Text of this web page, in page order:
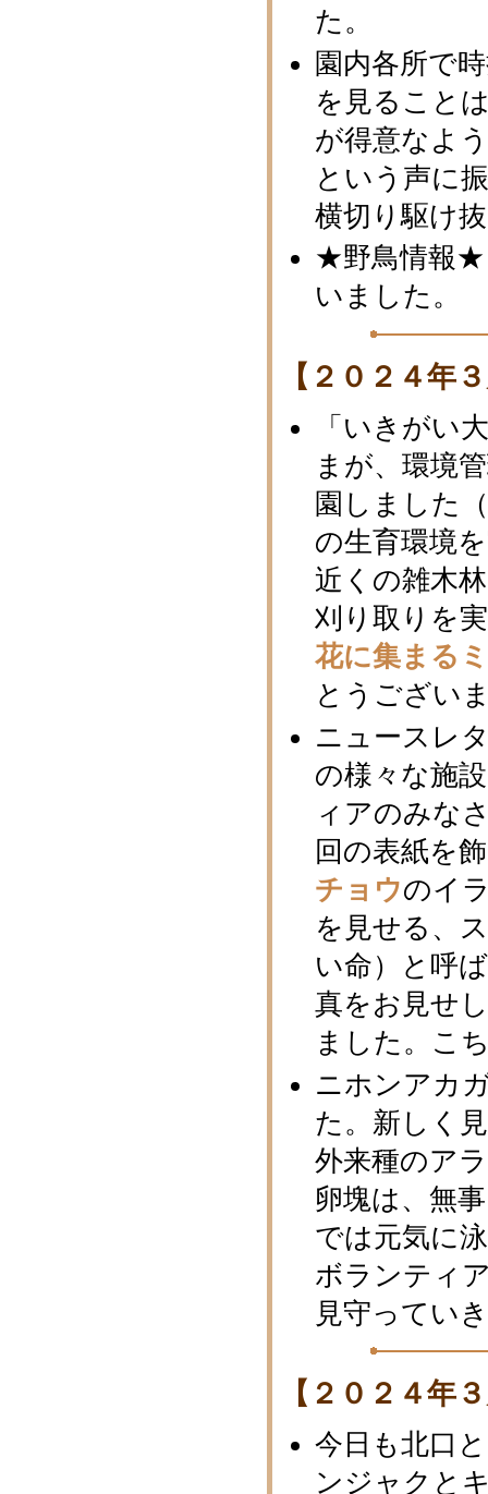
た。
園内各所で
を見ること
が得意なよ
という声に
横切り駆け
★野鳥情報★
いました。
【２０２４年
「いきがい
まが、環境
園しました
の生育環境
近くの雑木
刈り取りを
花に集まる
とうござい
ニュースレ
の様々な施
ィアのみな
回の表紙を
チョウのイ
を見せる、
い命）と呼
真をお見せ
ました。こ
ニホンアカ
た。新しく
外来種のア
卵塊は、無
では元気に
ボランティ
見守ってい
【２０２４年
今日も北口
ンジャクと